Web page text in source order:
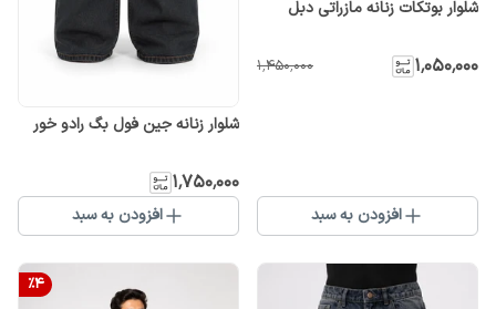
شلوار بوتکات زنانه مازراتی دبل
۱٬۰۵۰٬۰۰۰ ۱٬۴۵۰٬۰۰۰
افزودن به سبد
شلوار زنانه جین فول بگ رادو خور
۱٬۷۵۰٬۰۰۰
افزودن به سبد
%4